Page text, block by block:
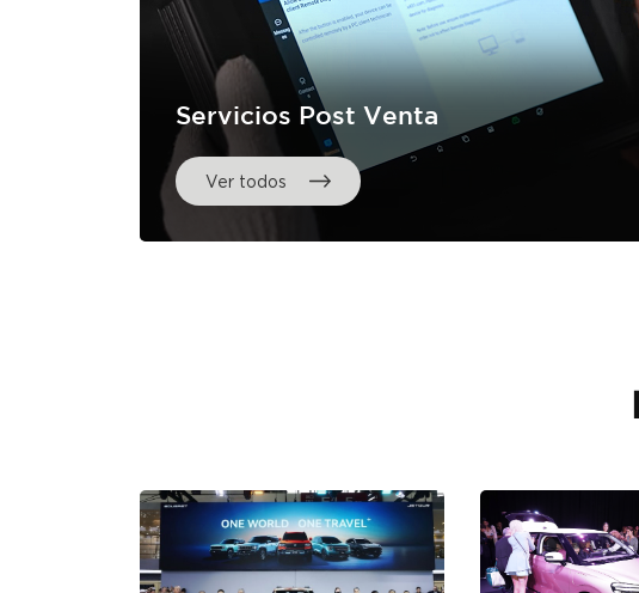
Servicios Post Venta
Ver todos